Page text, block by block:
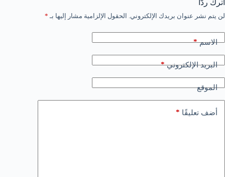
اترك ردّاً
لن يتم نشر عنوان بريدك الإلكتروني. الحقول الإلزامية مشار إليها بـ *
الاسم*
البريد الإلكتروني*
الموقع
أضف تعليقًا *